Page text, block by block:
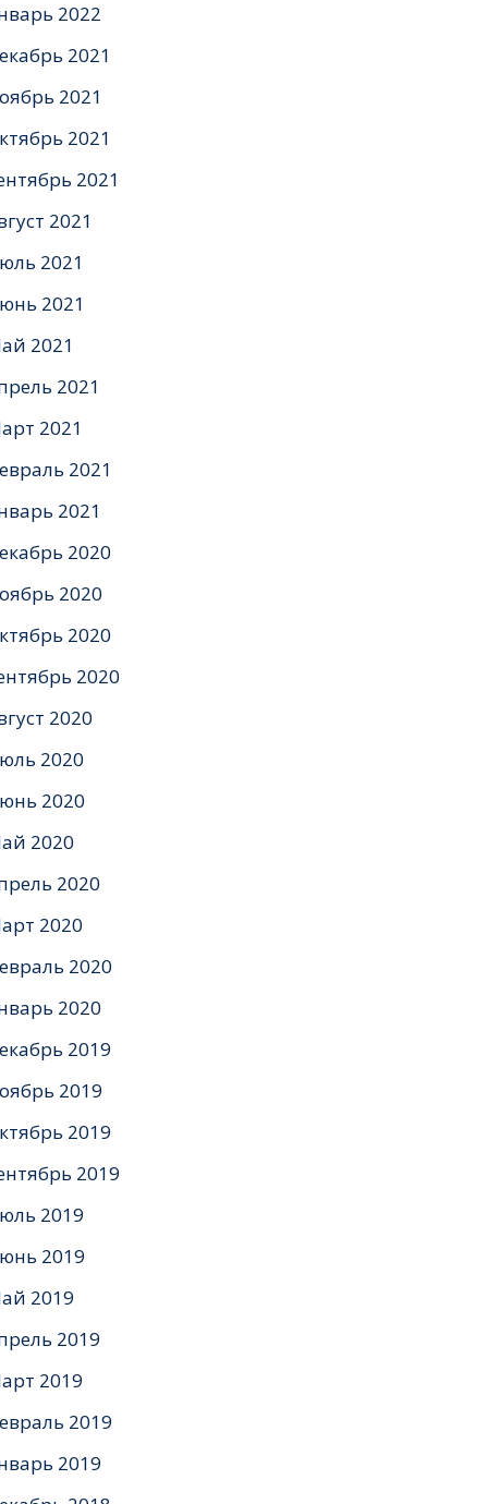
2022
2021
2021
2021
2021
2021
2021
2021
2021
2021
2021
2021
2021
2020
2020
2020
2020
2020
2020
2020
2020
2020
2020
2020
2020
2019
2019
2019
2019
2019
2019
2019
2019
2019
2019
2019